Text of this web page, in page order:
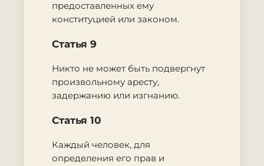
предоставленных ему
конституцией или законом.
Статья 9
Никто не может быть подвергнут
произвольному аресту,
задержанию или изгнанию.
Статья 10
Каждый человек, для
определения его прав и